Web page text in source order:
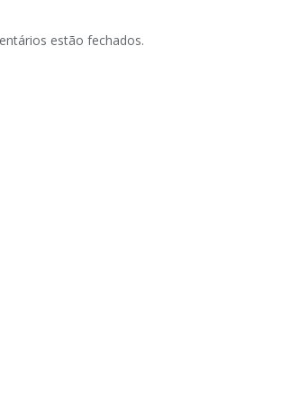
estão fechados.